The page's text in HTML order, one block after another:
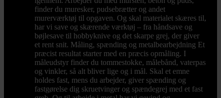
finder du muresker, pudsebrætter og andet
murerværktøj til opgaven. Og skal materialet skæres til,
har vi save og skærende værktøj – fra håndsave og
bøjlesave til hobbyknive og det skarpe grej, der giver
et rent snit. Måling, spænding og metalbearbejdning Et
præcist resultat starter med en præcis opmåling. I
måleudstyr finder du tommestokke, målebånd, vaterpas
og vinkler, så alt bliver lige og i mål. Skal et emne
holdes fast, mens du arbejder, giver spænding og
fastgørelse dig skruetvinger og spændegrej med et fast